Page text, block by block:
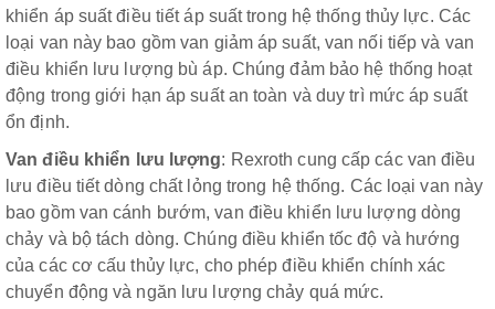
khiển áp suất điều tiết áp suất trong hệ thống thủy lực. Các
loại van này bao gồm van giảm áp suất, van nối tiếp và van
điều khiển lưu lượng bù áp. Chúng đảm bảo hệ thống hoạt
động trong giới hạn áp suất an toàn và duy trì mức áp suất
ổn định.
Van điều khiển lưu lượng: Rexroth cung cấp các van điều
lưu điều tiết dòng chất lỏng trong hệ thống. Các loại van này
bao gồm van cánh bướm, van điều khiển lưu lượng dòng
chảy và bộ tách dòng. Chúng điều khiển tốc độ và hướng
của các cơ cấu thủy lực, cho phép điều khiển chính xác
chuyển động và ngăn lưu lượng chảy quá mức.